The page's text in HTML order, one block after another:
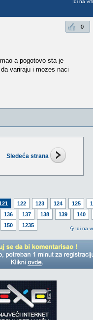
Sledeća strana
122 123 124 125
136 137 138 139
140
150 1235
Idi na
Idi na vrh
0
a pogotovo sta je
variraju i mozes naci